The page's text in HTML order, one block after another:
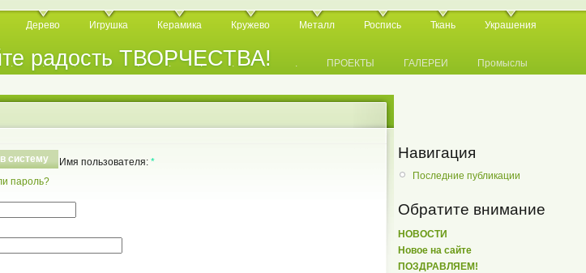
радость ТВОРЧЕСТВА!
Дерево Игрушка Керамика Кружево Металл Роспись Ткань Украшения
. . . . . . . . . . ПРОЕКТЫ ГАЛЕРЕИ Промыслы
систему
пароль?
Имя пользователя:*
Навигация
Последние публикации
Обратите внимание
НОВОСТИ
Новое на сайте
ПОЗДРАВЛЯЕМ!